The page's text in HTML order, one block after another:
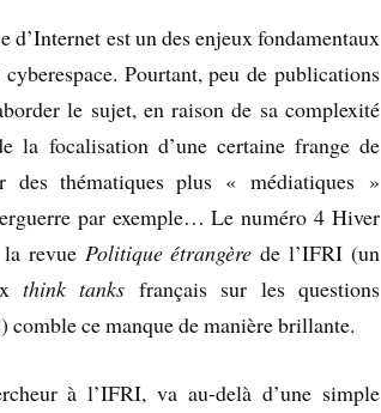
d’Internet est un des enjeux fondamentaux
Pourtant, peu de publications
le sujet, en raison de sa complexité
la focalisation d’une certaine frange de
des thématiques plus « médiatiques »
par exemple… Le numéro 4 Hiver
revue Politique étrangère de l’IFRI (un
think tanks français sur les questions
comble ce manque de manière brillante.
à l’IFRI, va au-delà d’une simple